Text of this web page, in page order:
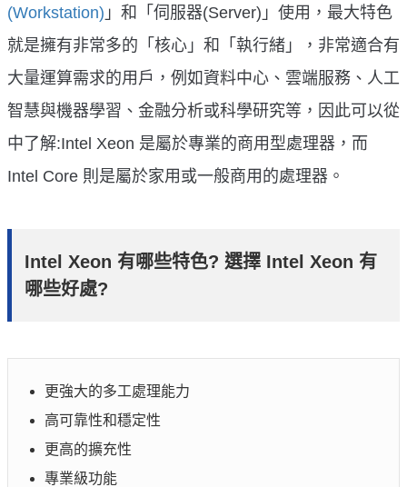
(Workstation) 」和「伺服器(Server)」使用，最大特色
就是擁有非常多的「核心」和「執行緒」，非常適合有
大量運算需求的用戶，例如資料中心、雲端服務、人工
智慧與機器學習、金融分析或科學研究等，因此可以從
中了解:Intel Xeon 是屬於專業的商用型處理器，而
Intel Core 則是屬於家用或一般商用的處理器。
Intel Xeon 有哪些特色? 選擇 Intel Xeon 有
哪些好處?
更強大的多工處理能力
高可靠性和穩定性
更高的擴充性
專業級功能